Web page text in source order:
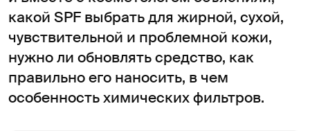
какой SPF выбрать для жирной, сухой,
чувствительной и проблемной кожи,
нужно ли обновлять средство, как
правильно его наносить, в чем
особенность химических фильтров.